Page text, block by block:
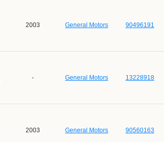
2003 General Motors 90496191
- General Motors 13228918
2003 General Motors 90560163